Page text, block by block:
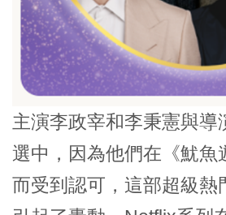
主演李政宰和李秉憲與導
選中，因為他們在《魷魚
而受到認可，這部超級熱